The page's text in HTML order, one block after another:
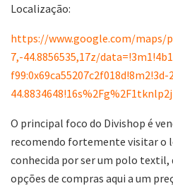
Localização:
https://www.google.com/maps/
7,-44.8856535,17z/
f99:0x69ca55207c2f018d!8m2!3d-
44.8834648!16s%2Fg%2F1tknlp2j
O principal foco do Divishop é
recomendo fortemente visitar o
conhecida por ser um polo textil,
opções de compras aqui a um